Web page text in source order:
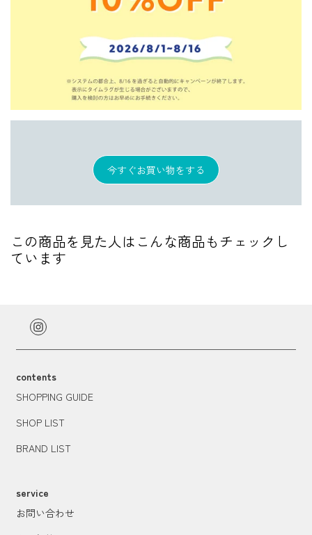
今すぐお買い物をする
この商品を見た人はこんな商品もチェックし
ています
contents
SHOPPING GUIDE
SHOP LIST
BRAND LIST
service
お問い合わせ